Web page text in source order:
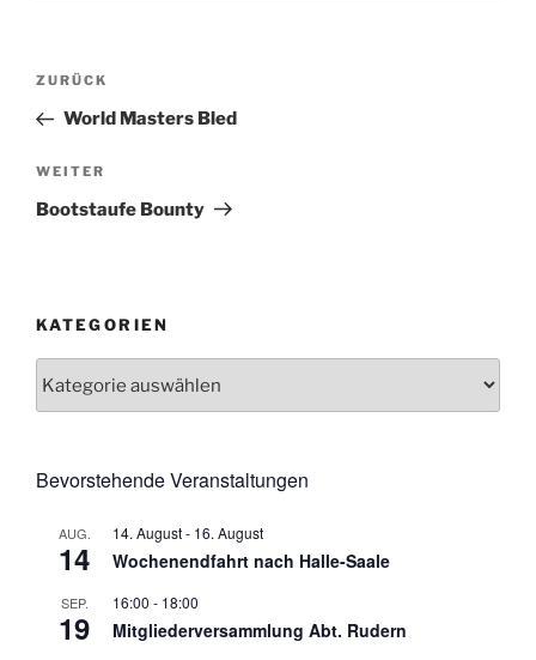
Beitragsnavigation
Vorheriger
Beitrag
ZURÜCK
World Masters Bled
Nächster
Beitrag
WEITER
Bootstaufe Bounty
KATEGORIEN
Bevorstehende Veranstaltungen
AUG.
14
14. August- 16. August
Wochenendfahrt nach Halle-Saale
SEP.
19
16:00 - 18:00
Mitgliederversammlung Abt. Rudern